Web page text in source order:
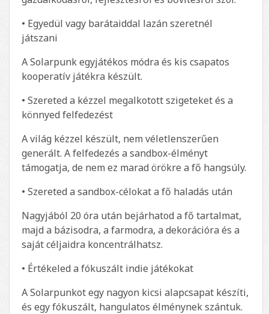
• Egyedül vagy barátaiddal lazán szeretnél
játszani
A Solarpunk egyjátékos módra és kis csapatos
kooperatív játékra készült.
• Szereted a kézzel megalkotott szigeteket és a
könnyed felfedezést
A világ kézzel készült, nem véletlenszerűen
generált. A felfedezés a sandbox-élményt
támogatja, de nem ez marad örökre a fő hangsúly.
• Szereted a sandbox-célokat a fő haladás után
Nagyjából 20 óra után bejárhatod a fő tartalmat,
majd a bázisodra, a farmodra, a dekorációra és a
saját céljaidra koncentrálhatsz.
• Értékeled a fókuszált indie játékokat
A Solarpunkot egy nagyon kicsi alapcsapat készíti,
és egy fókuszált, hangulatos élménynek szántuk.